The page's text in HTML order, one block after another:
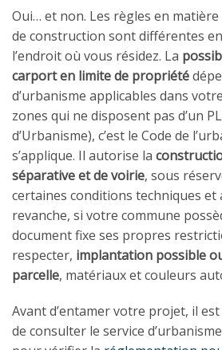
Oui… et non. Les règles en matière
de construction sont différentes
l’endroit où vous résidez. La
carport en limite de propriété
d’urbanisme applicables dans
zones qui ne disposent pas d’un
d’Urbanisme), c’est le Code de
s’applique. Il autorise la
séparative et de voirie, sous
certaines conditions techniques et
revanche, si votre commune
document fixe ses propres
respecter, implantation possible
parcelle, matériaux et couleurs
Avant d’entamer votre projet, il
de consulter le service